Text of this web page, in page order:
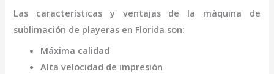
Las características y ventajas de la màquina de
sublimación de playeras en Florida son:
Máxima calidad
Alta velocidad de impresión